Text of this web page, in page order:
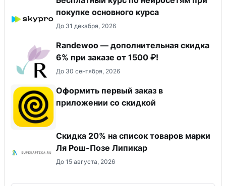
покупке основного курса
До 31 декабря, 2026
Randewoo — дополнительная скидка
6% при заказе от 1500 ₽!
До 30 сентября, 2026
Оформить первый заказ в
приложении со скидкой
Скидка 20% на список товаров марки
Ля Рош-Позе Липикар
До 15 августа, 2026